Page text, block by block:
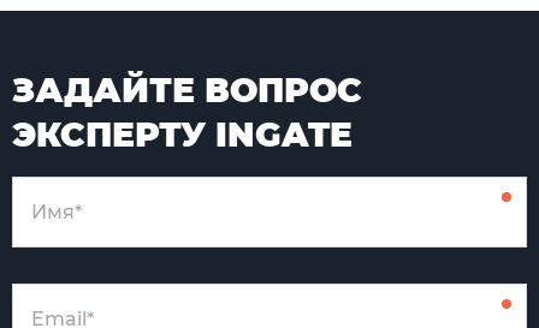
ЗАДАЙТЕ ВОПРОС
ЭКСПЕРТУ INGATE